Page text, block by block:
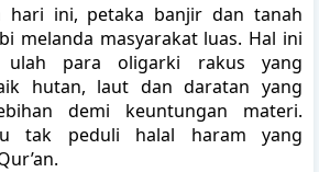
hari ini, petaka banjir dan tanah
melanda masyarakat luas. Hal ini
ulah para oligarki rakus yang
hutan, laut dan daratan yang
demi keuntungan materi.
tak peduli halal haram yang